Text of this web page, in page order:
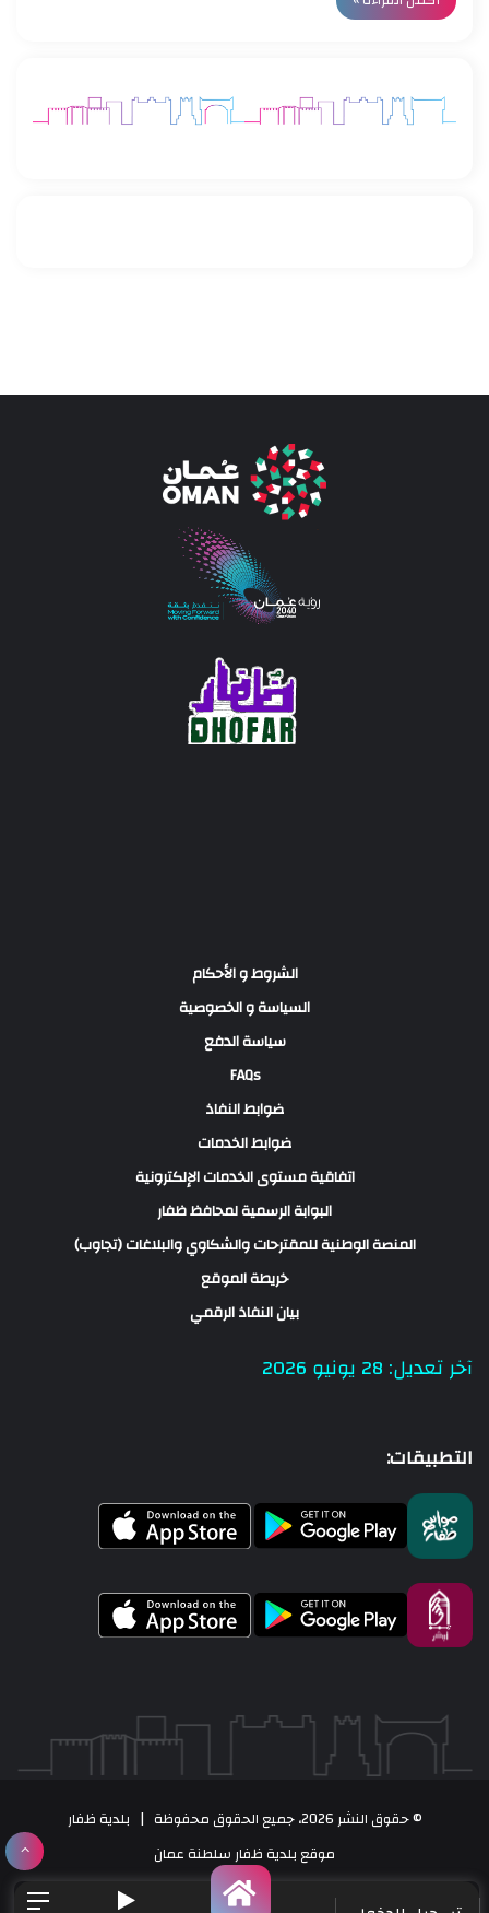
الشروط و الأحكام
السياسة و الخصوصية
سياسة الدفع
FAQs
ضوابط النفاذ
ضوابط الخدمات
اتفاقية مستوى الخدمات الإلكترونية
البوابة الرسمية لمحافظ ظفار
المنصة الوطنية للمقترحات والشكاوي والبلاغات (تجاوب)
خريطة الموقع
بيان النفاذ الرقمي
آخر تعديل: 28 يونيو 2026
التطبيقات:
© حقوق النشر 2026، جميع الحقوق محفوظة | بلدية ظفار
موقع بلدية ظفار سلطنة عمان